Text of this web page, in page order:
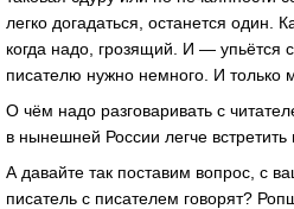
легко догадаться, останется один.
когда надо, грозящий. И — упьётся
писателю нужно немного. И
О чём надо разговаривать с
в нынешней России легче
А давайте так поставим вопрос, с
писатель с писателем говорят?